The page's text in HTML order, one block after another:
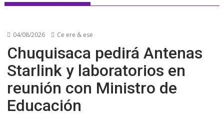
04/08/2026 Ce ere & ese
Chuquisaca pedirá Antenas
Starlink y laboratorios en
reunión con Ministro de
Educación